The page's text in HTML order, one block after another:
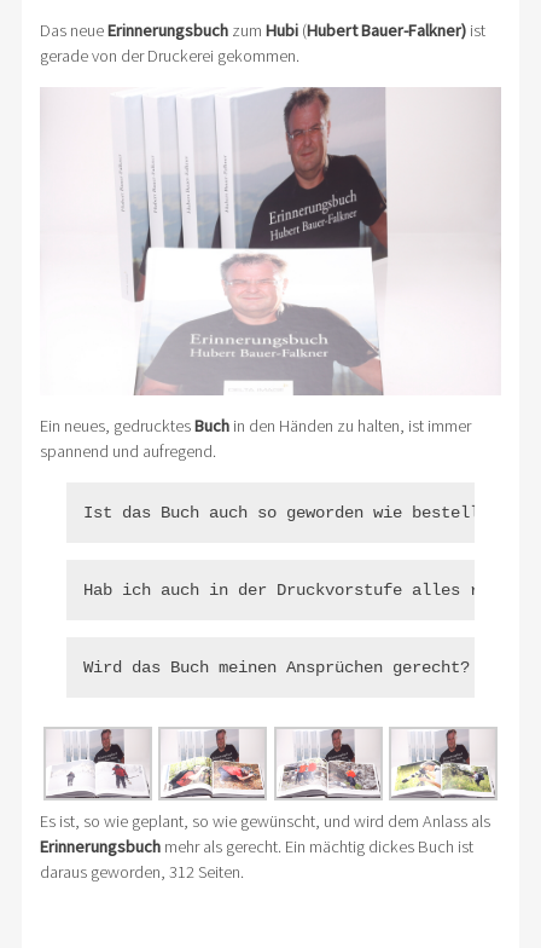
Das neueErinnerungsbuchzum Hubi(Hubert Bauer-Falkner)ist
gerade von der Druckerei gekommen.
Ein neues, gedrucktesBuchin den Händen zu halten, ist immer
spannend und aufregend.
Ist das Buch auch so geworden wie bestellt?
Hab ich auch in der Druckvorstufe alles richtig
Wird das Buch meinen Ansprüchen gerecht?
Es ist, so wie geplant, so wie gewünscht, und wird dem Anlass als
Erinnerungsbuchmehr als gerecht. Ein mächtig dickes Buch ist
daraus geworden, 312 Seiten.